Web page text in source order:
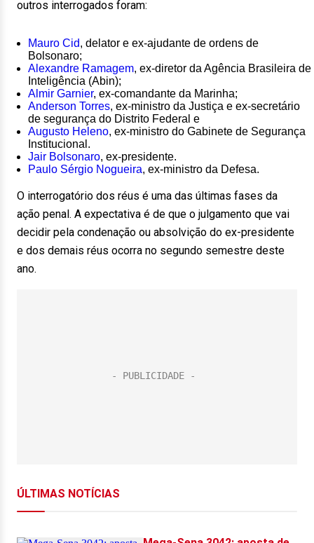
outros interrogados foram:
Mauro Cid, delator e ex-ajudante de ordens de
Bolsonaro;
Alexandre Ramagem, ex-diretor da Agência Brasileira de
Inteligência (Abin);
Almir Garnier, ex-comandante da Marinha;
Anderson Torres, ex-ministro da Justiça e ex-secretário
de segurança do Distrito Federal e
Augusto Heleno, ex-ministro do Gabinete de Segurança
Institucional.
Jair Bolsonaro, ex-presidente.
Paulo Sérgio Nogueira, ex-ministro da Defesa.
O interrogatório dos réus é uma das últimas fases da
ação penal. A expectativa é de que o julgamento que vai
decidir pela condenação ou absolvição do ex-presidente
e dos demais réus ocorra no segundo semestre deste
ano.